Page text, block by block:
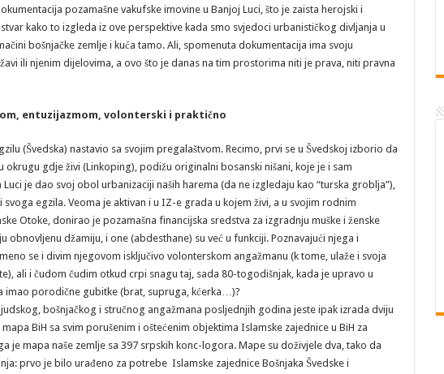
pozamašne vakufske imovine u Banjoj Luci, što je zaista herojski i
kako to izgleda iz ove perspektive kada smo svjedoci urbanističkog divljanja u
bošnjačke zemlje i kuća tamo. Ali, spomenuta dokumentacija ima svoju
ili njenim dijelovima, a ovo što je danas na tim prostorima niti je prava, niti pravna
entuzijazmom, volonterski i praktično
(Švedska) nastavio sa svojim pregalaštvom. Recimo, prvi se u Švedskoj izborio da
okrugu gdje živi (Linkoping), podižu originalni bosanski nišani, koje je i sam
Luci je dao svoj obol urbanizaciji naših harema (da ne izgledaju kao “turska groblja”),
svoga egzila. Veoma je aktivan i u IZ-e grada u kojem živi, a u svojim rodnim
Otoke, donirao je pozamašna financijska sredstva za izgradnju muške i ženske
obnovljenu džamiju, i one (abdesthane) su već u funkciji. Poznavajući njega i
se i divim njegovom isključivo volonterskom angažmanu (k tome, ulaže i svoja
ali i čudom čudim otkud crpi snagu taj, sada 80-togodišnjak, kada je upravo u
imao porodične gubitke (brat, supruga, kćerka…)?
bošnjačkog i stručnog angažmana posljednjih godina jeste ipak izrada dviju
BiH sa svim porušenim i oštećenim objektima Islamske zajednice u BiH za
je mapa naše zemlje sa 397 srpskih konc-logora. Mape su doživjele dva, tako da
prvo je bilo urađeno za potrebe Islamske zajednice Bošnjaka Švedske i